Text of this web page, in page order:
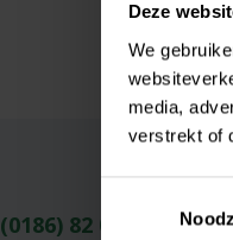
Deze
We
media,
verstrekt of
(0186) 82 00 15